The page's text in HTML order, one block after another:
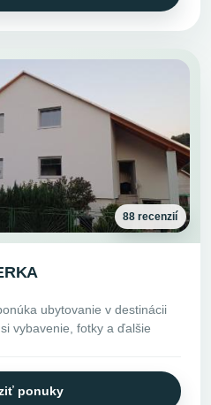
88 recenzií
ubytovanie v destinácii
vybavenie, fotky a ďalšie
ponuky